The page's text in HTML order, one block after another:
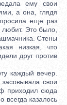
ему свои
а она, глядя
еще раз
любит. Это было,
Стены
низкая, что
друг против
каждый вечер.
свои
приходил сюда
всегда казалось